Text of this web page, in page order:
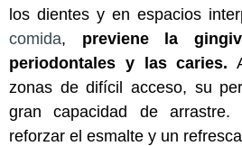
los dientes y en espacios
comida, previene la
periodontales y las caries.
zonas de difícil acceso, su
gran capacidad de arrastre.
reforzar el esmalte y un